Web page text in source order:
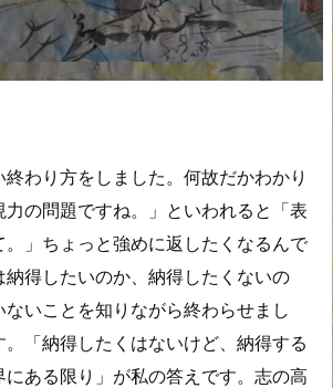
わり方をしました。何故だかわかり
力の問題ですね。」といわれると「表
」ちょっと強めに返したくなるんで
得したいのか、納得したくないの
いことを知りながら終わらせまし
「納得したくはないけど、納得する
にある限り」が私の答えです。志の高